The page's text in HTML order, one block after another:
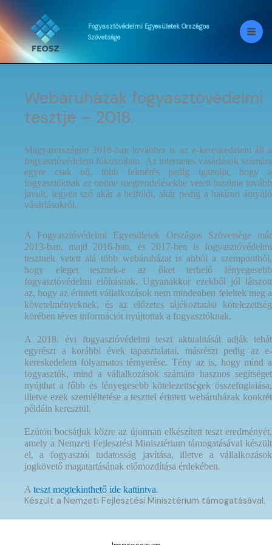
Skip
to
content
Fogyasztóvédelmi Egyesületek Országos
Szövetsége
Webáruházak fogyasztóvédelmi
tesztje – 2018.
Magyarországon 2018-ban továbbra is az e-kereskedelem áll a
fogyasztóvédelem fókuszában. Az internetes vásárlások számára
egyre csak nő, több felmérés pedig igazolja, hogy a
fogyasztóknak az online megrendelésekbe vetett bizalma tovább
javult, legyen szó akár a belföldi, akár pedig a határon átnyúló
vásárlásokról.
A Fogyasztóvédelmi Egyesületek Országos Szövetsége már
2013-ban, majd 2016-ban, és 2017-ben is fogyasztóvédelmi
tesztnek vetett alá több webáruházat is abból a szempontból,
hogy eleget tesznek-e az őket terhelő lényegesebb
fogyasztóvédelmi előírásnak. Ugyanakkor ezekből jól látszott
az, hogy az érintett vállalkozások nem mindenben feleltek meg a
követelményeknek, és az előzetes tájékoztatási kötelezettség
körében téves információt nyújtottak a fogyasztóknak.
A 2018. évi fogyasztóvédelmi teszt aktualitását adják tehát
egyrészt a korábbi évek tapasztalatai, másrészt pedig az e-
kereskedelem folyamatos térnyerése. Tény az is, hogy mind a
fogyasztók, mind a vállalkozások számára hasznos segítséget
nyújthat a főbb és lényegesebb kötelezettségek összefoglalása,
illetve ezek szemléltetése a teszttel érintett webáruházak konkrét
példáin keresztül.
Ezúton bocsátjuk közre az újonnan elkészített teszt eredményét,
amely a Nemzeti Fejlesztési Minisztérium támogatásával készült
el, a fogyasztói tudatosság javítása, illetve a vállalkozások
jogkövető magatartásának előmozdítása érdekében.
A teszt megtekinthető ide kattintva.
Készült a Nemzeti Fejlesztési Minisztérium támogatásával.